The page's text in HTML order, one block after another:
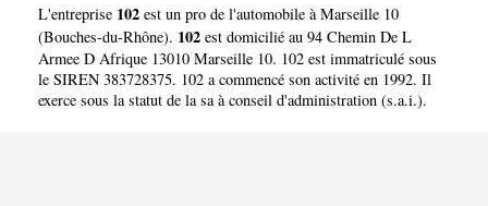
L'entreprise 102 est un pro de l'automobile à Marseille 10
(Bouches-du-Rhône). 102 est domicilié au 94 Chemin De L
Armee D Afrique 13010 Marseille 10. 102 est immatriculé sous
le SIREN 383728375. 102 a commencé son activité en 1992. Il
exerce sous la statut de la sa à conseil d'administration (s.a.i.).